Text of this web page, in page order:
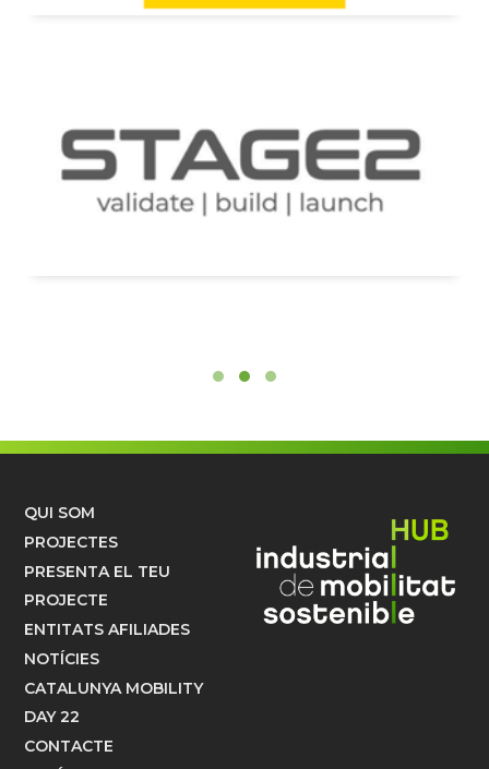
QUI SOM
PROJECTES
PRESENTA EL TEU
PROJECTE
ENTITATS AFILIADES
NOTÍCIES
CATALUNYA MOBILITY
DAY 22
CONTACTE